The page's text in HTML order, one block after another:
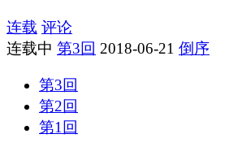
连载 评论
连载中 第3回 2018-06-21 倒序
第3回
第2回
第1回